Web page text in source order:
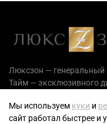
Люксзон —
Тайм — эксклюзивного
Мы используем куки и
сайт работал быстрее и